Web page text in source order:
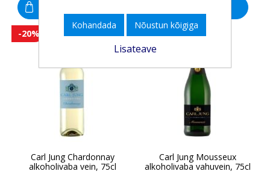
-20%
Carl Jung Chardonnay
alkoholivaba vein, 75cl
Carl Jung Mousseux
alkoholivaba vahuvein, 75cl
Kohandada Nõustun kõigiga
Lisateave